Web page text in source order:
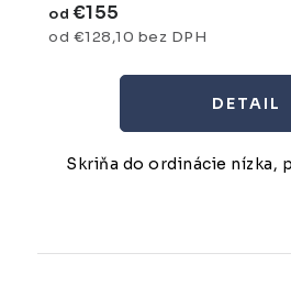
od €128,10 bez DPH
od €155
DETAIL
Skriňa do ordinácie nízka,